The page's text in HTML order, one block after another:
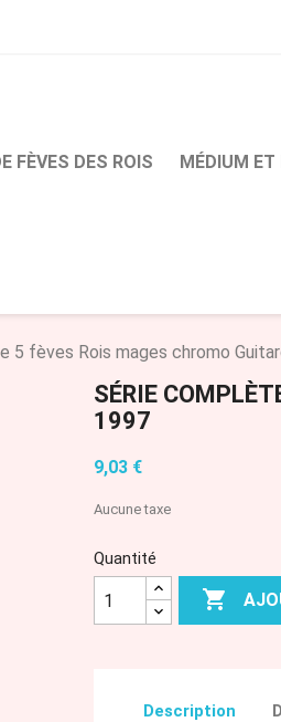
FÈVES DES ROIS MÉDIUM ET
5 fèves Rois mages chromo
SÉRIE
1997
9,03 €
Aucune taxe
Quantité

Description